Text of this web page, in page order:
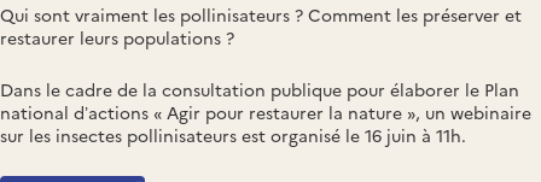
Qui sont vraiment les pollinisateurs ? Comment les préserver et
restaurer leurs populations ?
Dans le cadre de la consultation publique pour élaborer le Plan
national d’actions « Agir pour restaurer la nature », un webinaire
sur les insectes pollinisateurs est organisé le 16 juin à 11h.